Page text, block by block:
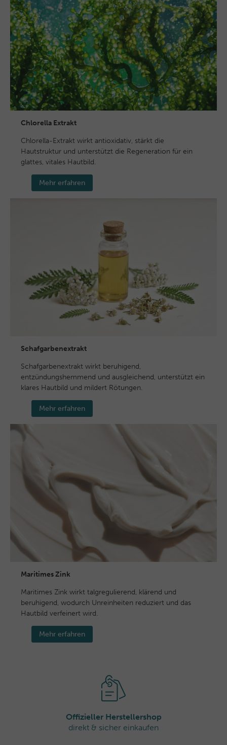
Chlorella Extrakt
Chlorella-Extrakt wirkt antioxidativ, stärkt die
Hautstruktur und unterstützt die Regeneration für ein
glattes, vitales Hautbild.
Mehr erfahren
Schafgarbenextrakt
Schafgarbenextrakt wirkt beruhigend,
entzündungshemmend und ausgleichend, unterstützt ein
klares Hautbild und mildert Rötungen.
Mehr erfahren
Maritimes Zink
Maritimes Zink wirkt talgregulierend, klärend und
beruhigend, wodurch Unreinheiten reduziert und das
Hautbild verfeinert wird.
Mehr erfahren
Offizieller Herstellershop
direkt & sicher einkaufen